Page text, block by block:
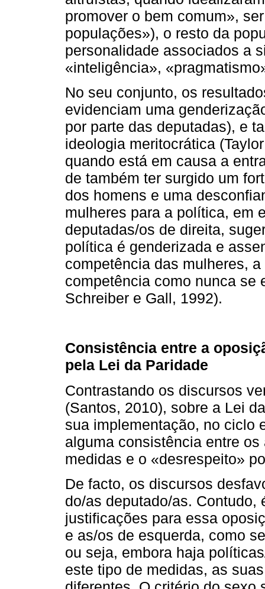
promover o bem comum»,
populações»), o resto da
personalidade associados a
«inteligência»,
No seu conjunto, os
evidenciam uma
por parte das deputadas), e
ideologia meritocrática
quando está em causa a
de também ter surgido um
dos homens e uma
mulheres para a política, em
deputadas/os de direita,
política é genderizada e
competência das mulheres,
competência como nunca se
Schreiber e Gall, 1992).
Consistência entre a
pela Lei da Paridade
Contrastando os discursos
(Santos, 2010), sobre a Lei
sua implementação, no ciclo
alguma consistência entre
medidas e o «desrespeito»
De facto, os discursos
do/as deputado/as.
justificações para essa
e as/os de esquerda, como
ou seja, embora haja
este tipo de medidas, as